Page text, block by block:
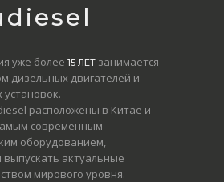
уже более 15 ЛЕТ занимается
дизельных двигателей и
расположены в Китае и
современным
оборудованием,
актуальные
мирового уровня.